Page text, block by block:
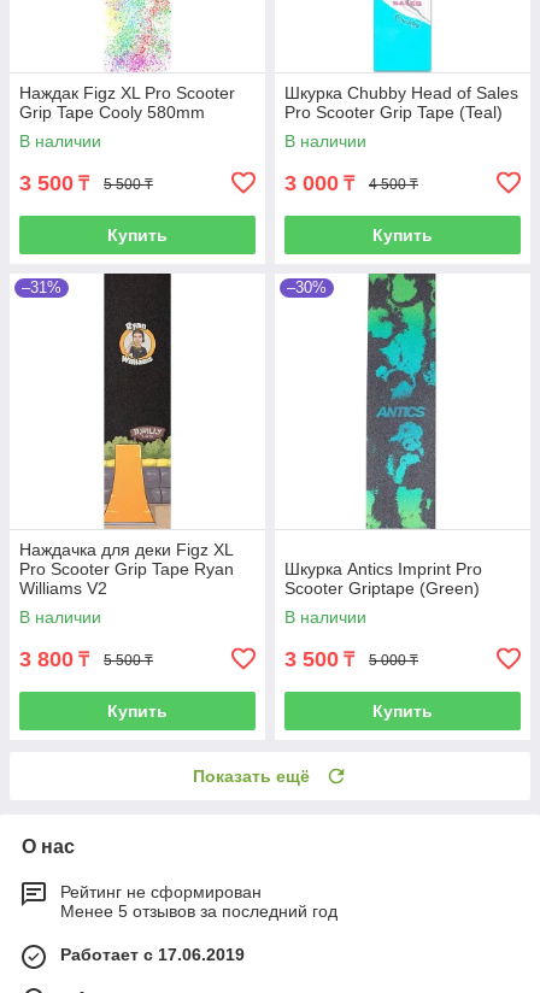
Наждак Figz XL Pro Scooter
Grip Tape Cooly 580mm
В наличии
3 500 ₸ 5 500 ₸
Купить
Шкурка Chubby Head of Sales
Pro Scooter Grip Tape (Teal)
В наличии
3 000 ₸ 4 500 ₸
Купить
–31%
Наждачка для деки Figz XL
Pro Scooter Grip Tape Ryan
Williams V2
В наличии
3 800 ₸ 5 500 ₸
Купить
–30%
Шкурка Antics Imprint Pro
Scooter Griptape (Green)
В наличии
3 500 ₸ 5 000 ₸
Купить
Показать ещё
О нас
Рейтинг не сформирован
Менее 5 отзывов за последний год
Работает с 17.06.2019